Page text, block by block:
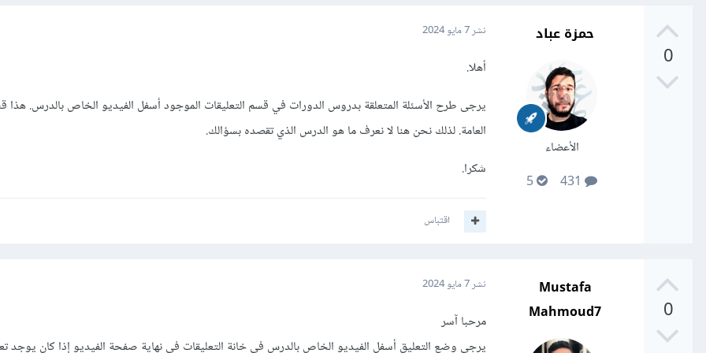
0
حمزة عباد
الأعضاء
نشر7 مايو 2024
أهلا.
يرجى طرح الأسئلة المتعلقة بدروس الدورات في قسم التعليقات الموجود أسفل الفيديو الخاص بالدرس. هذا
العامة. لذلك نحن هنا لا نعرف ما هو الدرس الذي تقصده بسؤالك.
شكرا.
اقتباس
0
Mustafa
Mahmoud7
نشر7 مايو 2024
مرحبا آسر
يرجى وضع التعليق أسفل الفيديو الخاص بالدرس فى خانة التعليقات فى نهاية صفحة الفيديو إذا كان يوجد